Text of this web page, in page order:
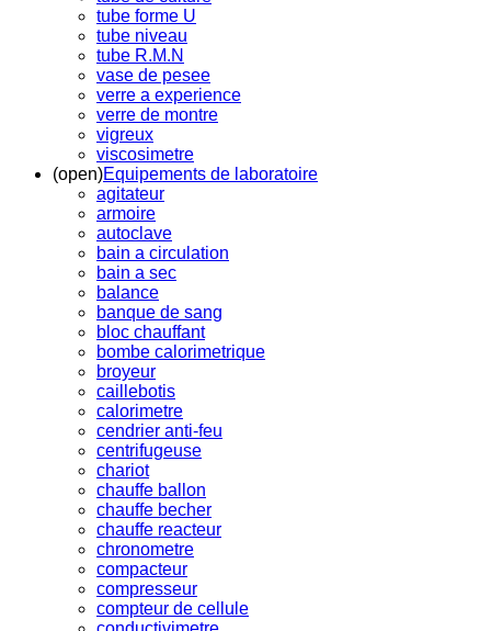
tube forme U
tube niveau
tube R.M.N
vase de pesee
verre a experience
verre de montre
vigreux
viscosimetre
(open)Equipements de laboratoire
agitateur
armoire
autoclave
bain a circulation
bain a sec
balance
banque de sang
bloc chauffant
bombe calorimetrique
broyeur
caillebotis
calorimetre
cendrier anti-feu
centrifugeuse
chariot
chauffe ballon
chauffe becher
chauffe reacteur
chronometre
compacteur
compresseur
compteur de cellule